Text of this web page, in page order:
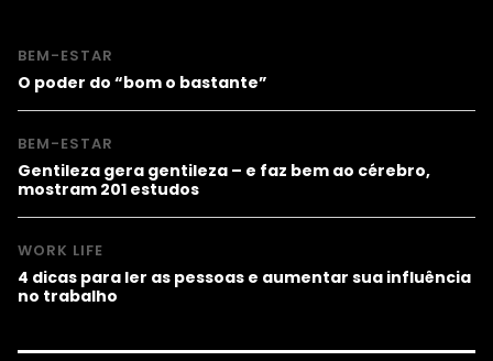
BEM-ESTAR
O poder do “bom o bastante”
BEM-ESTAR
Gentileza gera gentileza – e faz bem ao cérebro,
mostram 201 estudos
WORK LIFE
4 dicas para ler as pessoas e aumentar sua influência
no trabalho